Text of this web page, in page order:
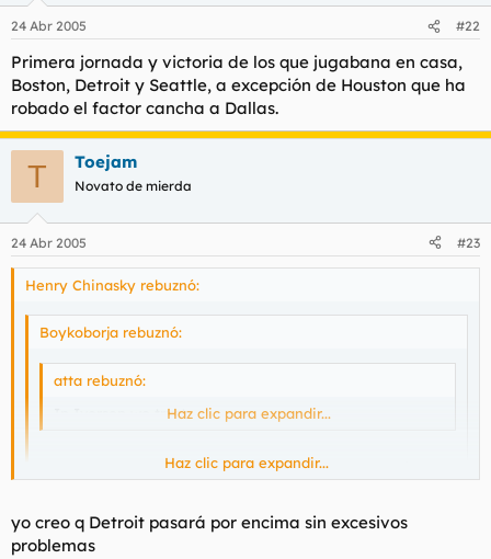
24 Abr 2005 #22
Primera jornada y victoria de los que jugabana en casa,
Boston, Detroit y Seattle, a excepción de Houston que ha
robado el factor cancha a Dallas.
T Toejam
Novato de mierda
24 Abr 2005 #23
Henry Chinasky rebuznó:
Boykoborja rebuznó:
atta rebuznó:
In Iverson we trust.Haz clic para expandir...
Me parece que Iverson con Philadelphia contra Detrit
Pues yo pienso como atta, Webber ha cogido el puntillo y se
Haz clic para expandir...
yo creo q Detroit pasará por encima sin excesivos
problemas